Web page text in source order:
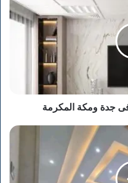
جدة ومكة المكرمة